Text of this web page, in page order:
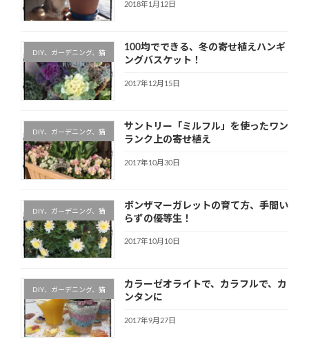
2018年1月12日
DIY、ガーデニング、猫
100均でできる、冬の寄せ植えハンギ
ングバスケット！
2017年12月15日
DIY、ガーデニング、猫
サントリー「ミルフル」を使ったワン
ランク上の寄せ植え
2017年10月30日
DIY、ガーデニング、猫
ボンザマーガレットの育て方、手間い
らずの優等生！
2017年10月10日
DIY、ガーデニング、猫
カラーゼオライトで、カラフルで、カ
ンタンに
2017年9月27日